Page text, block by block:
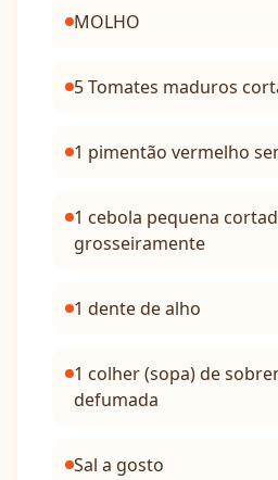
MOLHO
5 Tomates maduros
1 pimentão vermelho
1 cebola pequena
grosseiramente
1 dente de alho
1 colher (sopa) de
defumada
Sal a gosto